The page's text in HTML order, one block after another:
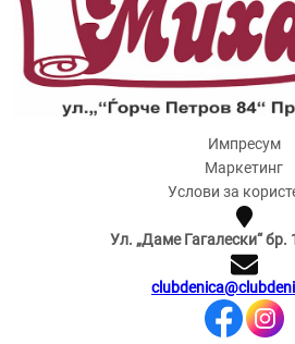
Импресум
Маркетинг
Услови за
Ул. „Даме Гагалески“ бр.